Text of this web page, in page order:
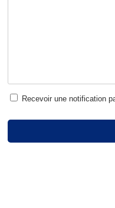
Recevoir une notification